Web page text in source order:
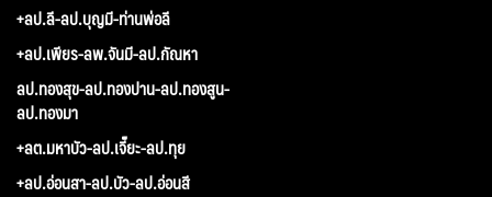
+ลป.ลี-ลป.บุญมี-ท่านพ่อลี
+ลป.เพียร-ลพ.จันมี-ลป.กัณหา
ลป.ทองสุข-ลป.ทองปาน-ลป.ทองสูน-
ลป.ทองมา
+ลต.มหาบัว-ลป.เจี๊ยะ-ลป.ทุย
+ลป.อ่อนสา-ลป.บัว-ลป.อ่อนสี